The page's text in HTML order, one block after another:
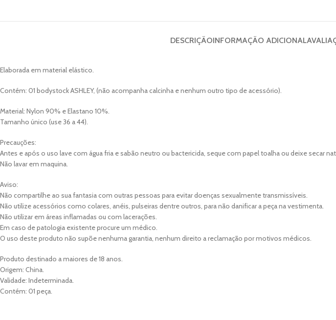
DESCRIÇÃOINFORMAÇÃO ADICIONAL
Elaborada em material elástico.
Contém: 01 bodystock ASHLEY, (não acompanha calcinha e nenhum outro tipo de acessório).
Material: Nylon 90% e Elastano 10%.
Tamanho único (use 36 a 44).
Precauções:
Antes e após o uso lave com água fria e sabão neutro ou bactericida, seque com papel toalha ou deixe secar
Não lavar em maquina.
Aviso:
Não compartilhe ao sua fantasia com outras pessoas para evitar doenças sexualmente transmissíveis.
Não utilize acessórios como colares, anéis, pulseiras dentre outros, para não danificar a peça na vestimenta.
Não utilizar em áreas inflamadas ou com lacerações.
Em caso de patologia existente procure um médico.
O uso deste produto não supõe nenhuma garantia, nenhum direito a reclamação por motivos médicos.
Produto destinado a maiores de 18 anos.
Origem: China.
Validade: Indeterminada.
Contém: 01 peça.